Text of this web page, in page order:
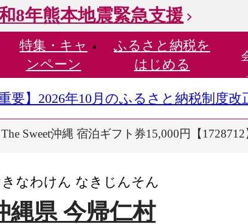
8年熊本地震緊急支援
特集・ キャ
ンペーン
ふるさと納税を
はじめる
重要】2026年10月のふるさと納税制度
Sweet沖縄 宿泊ギフト券15,000円【1728712
なわけん なきじんそん
縄県 今帰仁村